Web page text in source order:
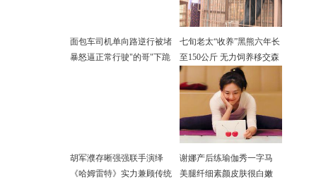
面包车司机单向路逆行被堵
暴怒逼正常行驶"的哥"下跪
七旬老太“收养”黑熊六年长
至150公斤 无力饲养移交森
警
胡军濮存晰强强联手演绎
《哈姆雷特》实力兼顾传统
谢娜产后练瑜伽秀一字马
美腿纤细素颜皮肤很白嫩